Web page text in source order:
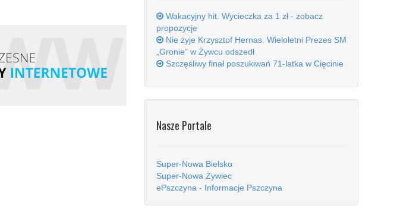
Wakacyjny hit. Wycieczka za 1 zł - zobacz
propozycje
Nie żyje Krzysztof Hernas. Wieloletni Prezes SM
„Gronie” w Żywcu odszedł
Szczęśliwy finał poszukiwań 71-latka w Cięcinie
Nasze Portale
Super-Nowa Bielsko
Super-Nowa Żywiec
ePszczyna - Informacje Pszczyna